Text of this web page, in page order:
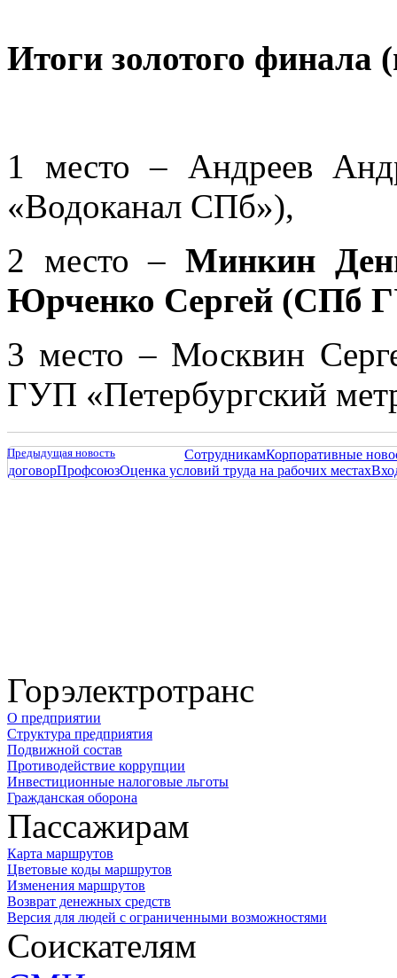
Итоги золотого
1 место – Андреев
«Водоканал СПб»),
2 место –Минкин
Юрченко Сергей (СПб
3 место – Москвин
ГУП «Петербургский
Предыдущая новость СотрудникамКорпоративные
договорПрофсоюзОценка условий труда на рабочих местах
Горэлектротранс
О предприятии
Структура предприятия
Подвижной состав
Противодействие коррупции
Инвестиционные налоговые льготы
Гражданская оборона
Пассажирам
Карта маршрутов
Цветовые коды маршрутов
Изменения маршрутов
Возврат денежных средств
Версия для людей с ограниченными возможностями
Соискателям